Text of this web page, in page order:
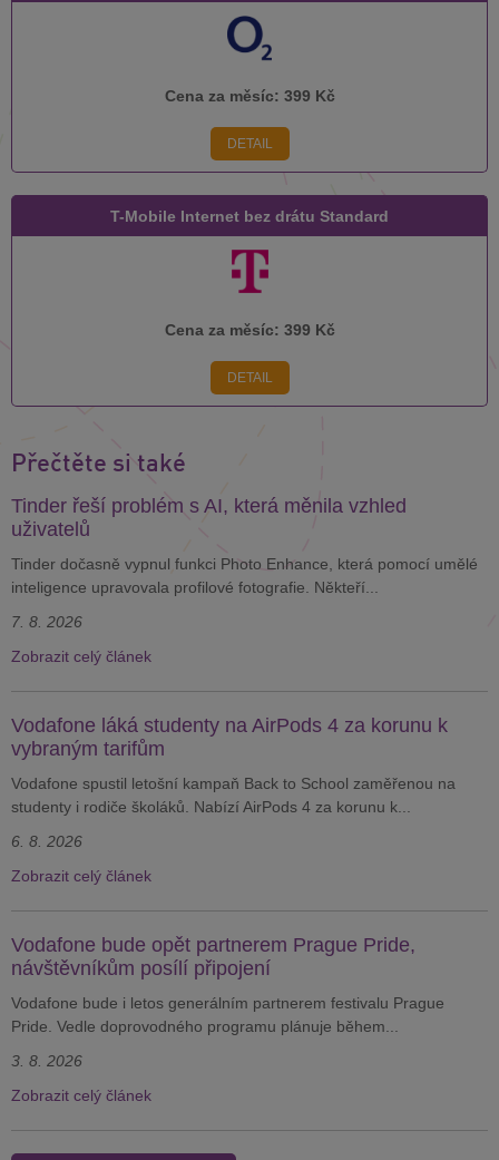
Cena za měsíc: 399 Kč
DETAIL
T-Mobile Internet bez drátu Standard
Cena za měsíc: 399 Kč
DETAIL
Přečtěte si také
Tinder řeší problém s AI, která měnila vzhled
uživatelů
Tinder dočasně vypnul funkci Photo Enhance, která pomocí umělé
inteligence upravovala profilové fotografie. Někteří...
7. 8. 2026
Zobrazit celý článek
Vodafone láká studenty na AirPods 4 za korunu k
vybraným tarifům
Vodafone spustil letošní kampaň Back to School zaměřenou na
studenty i rodiče školáků. Nabízí AirPods 4 za korunu k...
6. 8. 2026
Zobrazit celý článek
Vodafone bude opět partnerem Prague Pride,
návštěvníkům posílí připojení
Vodafone bude i letos generálním partnerem festivalu Prague
Pride. Vedle doprovodného programu plánuje během...
3. 8. 2026
Zobrazit celý článek